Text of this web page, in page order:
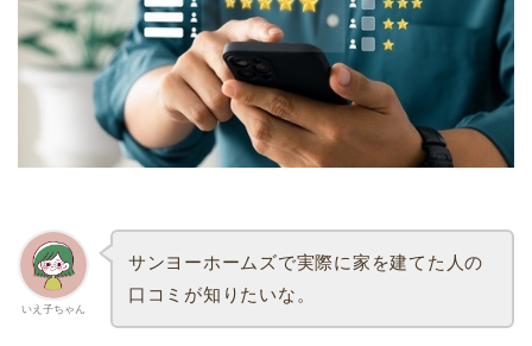
いえ子ちゃん
サンヨーホームズで実際に家を建てた人の
口コミが知りたいな。